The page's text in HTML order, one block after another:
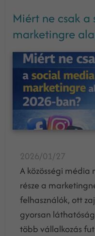
Miért ne csak
marketingre
2026/01/27
A közösségi
része a
felhasználók, ott
gyorsan
több vállalkozás